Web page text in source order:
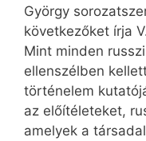
György
következőket írja
Mint minden
ellenszélben
történelem
az előítéleteket,
amelyek a